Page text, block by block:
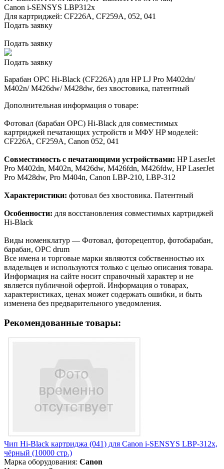
Canon i-SENSYS LBP312x
Для картриджей: CF226A, CF259A, 052, 041
Подать заявку
Подать заявку
Подать заявку
Барабан OPC Hi-Black (CF226A) для HP LJ Pro M402dn/
M402n/ M426dw/ M428dw, без хвостовика, патентный
Дополнительная информация о товаре:
Фотовал (барабан OPC) Hi-Black для совместимых
картриджей печатающих устройств и МФУ HP моделей:
CF226A, CF259A, Canon 052, 041
Совместимость с печатающими устройствами: HP LaserJet
Pro M402dn, M402n, M426dw, M426fdn, M426fdw, HP LaserJet
Pro M428dw, Pro M404n, Canon LBP-210, LBP-312
Характеристики: фотовал без хвостовика. Патентный
Особенности: для восстановления совместимых картриджей
Hi-Black
Виды номенклатур — Фотовал, фоторецептор, фотобарабан,
барабан, OPC drum
Все имена и торговые марки являются собственностью их
владельцев и используются только с целью описания товара.
Информация на сайте носит справочный характер и не
является публичной офертой. Информация о товарах,
характеристиках, ценах может содержать ошибки, и быть
изменена без предварительного уведомления.
Рекомендованные товары:
Чип Hi-Black картриджа (041) для Canon i-SENSYS LBP-312x,
чёрный (10000 стр.)
Марка оборудования: Canon